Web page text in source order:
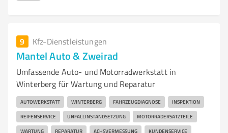
9 Kfz-Dienstleistungen
Mantel Auto & Zweirad
Umfassende Auto- und Motorradwerkstatt in
Winterberg für Wartung und Reparatur
AUTOWERKSTATT WINTERBERG FAHRZEUGDIAGNOSE INSPEKTION
REIFENSERVICE UNFALLINSTANDSETZUNG MOTORRADERSATZTEILE
WARTUNG REPARATUR ACHSVERMESSUNG KUNDENSERVICE